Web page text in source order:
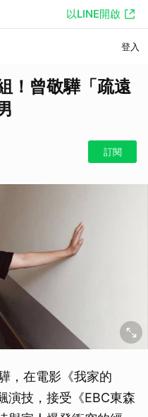
以LINE開啟
登入
！曾敬驊「疏遠
訂閱
，在電影《我家的
演技，接受《EBC東森